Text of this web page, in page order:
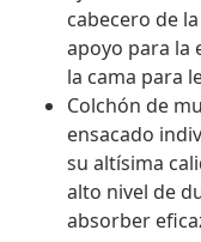
cabecero de
apoyo para la
la cama para
Colchón de
ensacado
su altísima
alto nivel de
absorber